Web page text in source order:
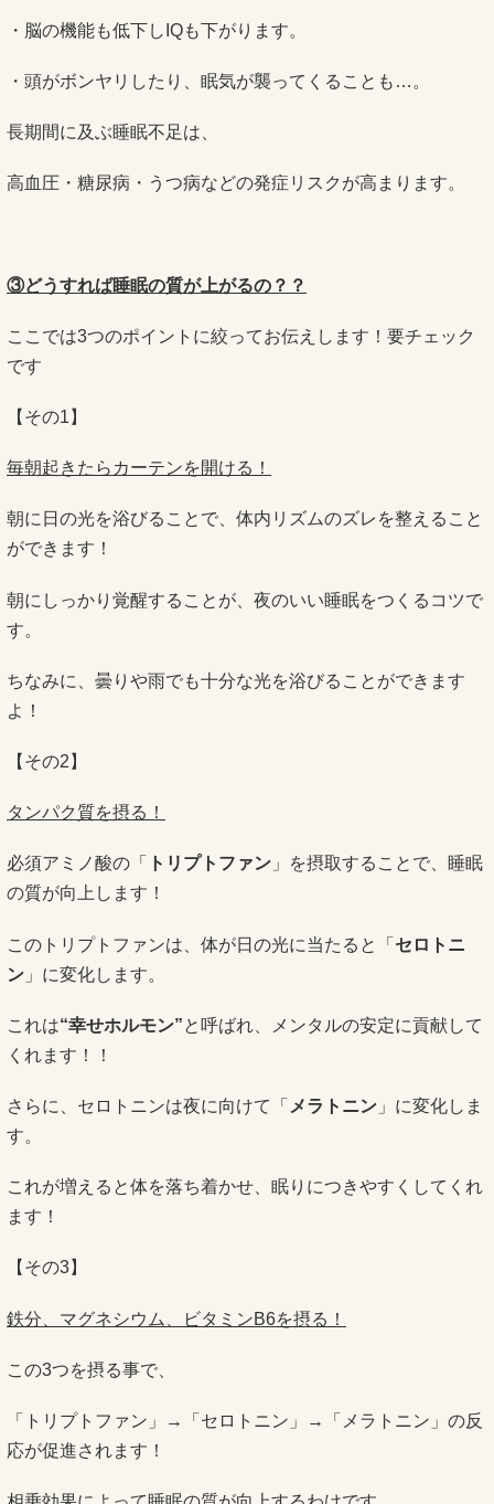
・脳の機能も低下しIQも下がります。
・頭がボンヤリしたり、眠気が襲ってくることも…。
長期間に及ぶ睡眠不足は、
高血圧・糖尿病・うつ病などの発症リスクが高まります。
③どうすれば睡眠の質が上がるの？？
ここでは3つのポイントに絞ってお伝えします！要チェック
です
【その1】
毎朝起きたらカーテンを開ける！
朝に日の光を浴びることで、体内リズムのズレを整えること
ができます！
朝にしっかり覚醒することが、夜のいい睡眠をつくるコツで
す。
ちなみに、曇りや雨でも十分な光を浴びることができます
よ！
【その2】
タンパク質を摂る！
必須アミノ酸の「 トリプトファン 」を摂取することで、睡眠
の質が向上します！
このトリプトファンは、体が日の光に当たると「 セロトニ
ン 」に変化します。
これは“幸せホルモン”と呼ばれ、メンタルの安定に貢献して
くれます！！
さらに、セロトニンは夜に向けて「 メラトニン 」に変化しま
す。
これが増えると体を落ち着かせ、眠りにつきやすくしてくれ
ます！
【その3】
鉄分、マグネシウム、ビタミンB6を摂る！
この3つを摂る事で、
「トリプトファン」→「セロトニン」→「メラトニン」の反
応が促進されます！